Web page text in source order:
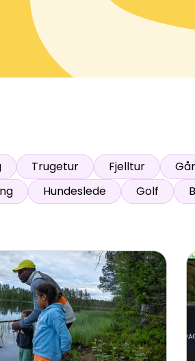
70
Yr, Meteorologisk institutt og NRK
Trugetur Fjelltur
Hundeslede Golf